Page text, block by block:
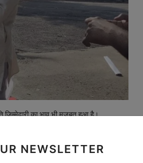
NEWSLETTER
जिम्मेदारी का भाव भी मजबूत हुआ है।